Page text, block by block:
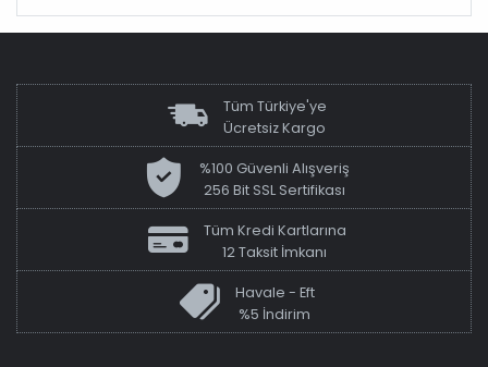
Tüm Türkiye'ye
Ücretsiz Kargo
%100 Güvenli Alışveriş
256 Bit SSL Sertifikası
Tüm Kredi Kartlarına
12 Taksit İmkanı
Havale - Eft
%5 İndirim